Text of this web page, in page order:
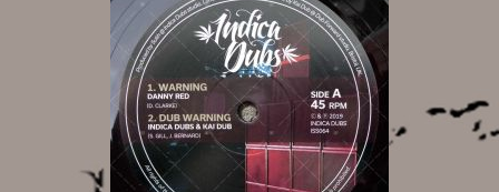
15,00 €